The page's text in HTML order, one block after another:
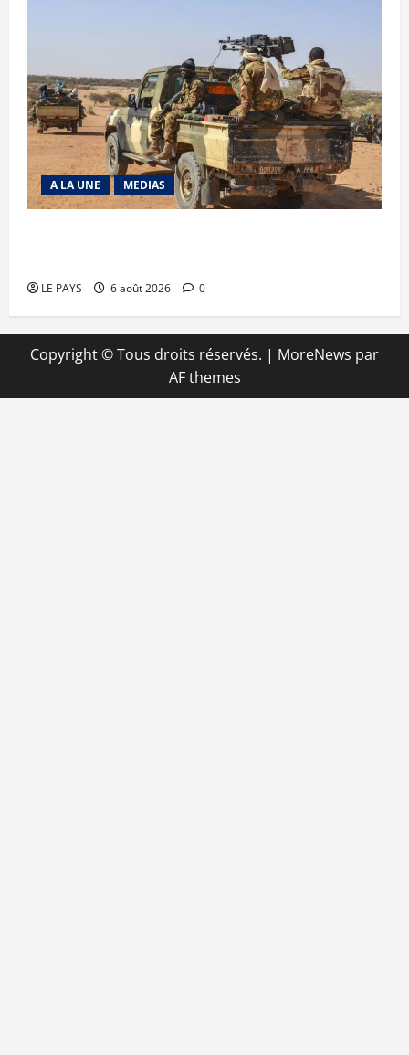
A LA UNE MEDIAS
LE PAYS 6 août 2026 0
Copyright © Tous droits réservés. | MoreNews par
AF themes